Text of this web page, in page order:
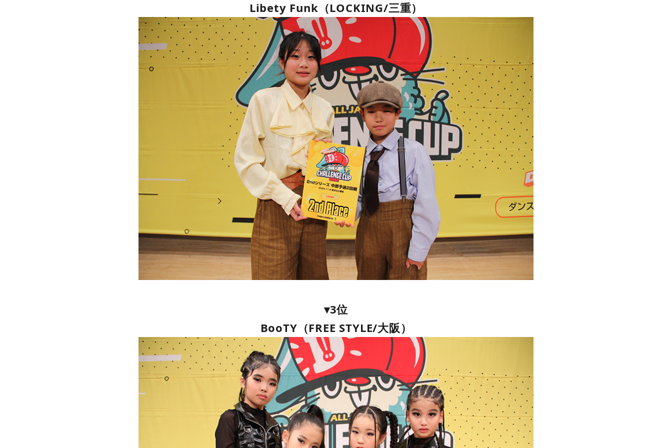
Libety Funk（LOCKING/三重）
▾3位
BooTY（FREE STYLE/大阪）